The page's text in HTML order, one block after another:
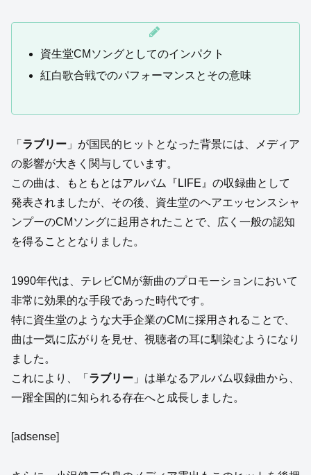
資生堂CMソングとしてのインパクト
紅白歌合戦でのパフォーマンスとその意味
「 ラブリー 」が国民的ヒットとなった背景には、メディア
の影響が大きく関与しています。
この曲は、もともとはアルバム『LIFE』の収録曲として
発表されましたが、その後、資生堂のヘアエッセンスシャ
ンプーのCMソングに起用されたことで、広く一般の認知
を得ることとなりました。
1990年代は、テレビCMが新曲のプロモーションにおいて
非常に効果的な手段であった時代です。
特に資生堂のような大手企業のCMに採用されることで、
曲は一気に広がりを見せ、視聴者の耳に馴染むようになり
ました。
これにより、「 ラブリー 」は単なるアルバム収録曲から、
一躍全国的に知られる存在へと成長しました。
[adsense]